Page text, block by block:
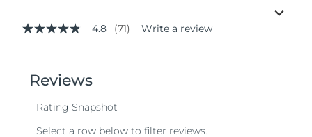
4.8
stars,
average
value.
4.8 (71) Write a review